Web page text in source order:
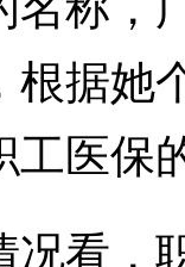
据她
医保
看，